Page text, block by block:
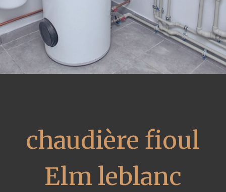
chaudière fioul
Elm leblanc